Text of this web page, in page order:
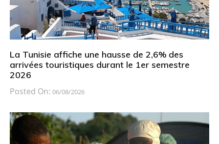
La Tunisie affiche une hausse de 2,6% des
arrivées touristiques durant le 1er semestre
2026
Posted On: 06/08/2026